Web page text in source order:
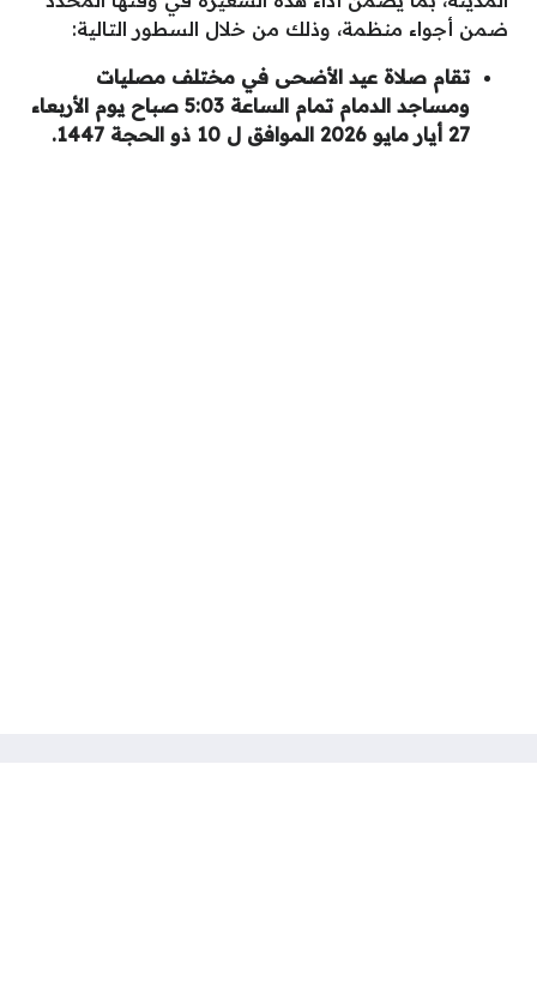
ضمن أجواء منظمة، وذلك من خلال السطور التالية:
تقام صلاة عيد الأضحى في مختلف مصليات
ومساجد الدمام تمام الساعة 5:03 صباح يوم الأربعاء
27 أيار مايو 2026 الموافق ل 10 ذو الحجة 1447.